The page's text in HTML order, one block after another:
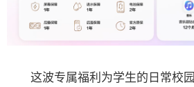
这波专属福利为学生的日常校